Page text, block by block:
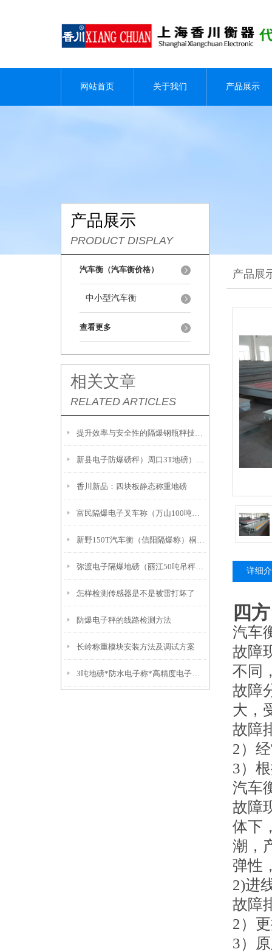
网站首页 关于我们 产品展示
产品展示
PRODUCT DISPLAY
汽车衡（汽车衡价格）
中小型汽车衡
查看更多
相关文章
RELATED ARTICLES
提升效率与安全性的隔爆钢瓶秤技术解析
新县电子防爆磅秤）周口3T地磅）息县隔爆桌秤注意事項:
香川新品：四块板静态称重地磅
富民隔爆电子叉车称（万山100吨吊秤）册亨2吨地磅
新野150T汽车衡（信阳隔爆称）桐柏20吨汽车衡故障维修解决方案：
弥渡电子隔爆地磅（丽江50吨吊秤）福贡10吨汽车衡）红塔挂钩称
怎样检测传感器是不是被雷打坏了
防爆电子秤的线路检测方法
长岭称重模块安装方法及调试方案
3吨地磅*防水电子称*高精度电子称*不锈钢叉车秤
产品展
详细
四
汽车
故障
不同
故障
大，
故障
2）
3）
汽车
故障
体下
潮，
弹性
2)进
故障
2）
3）